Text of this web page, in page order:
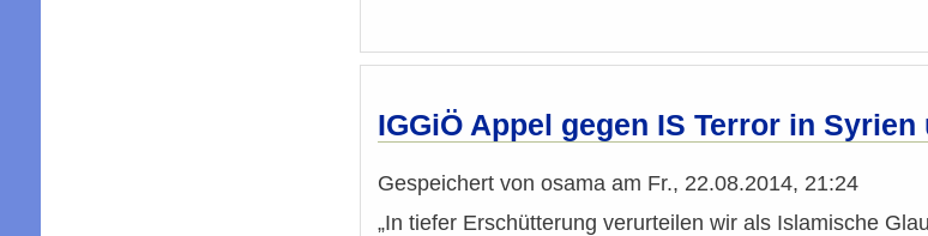
IGGiÖ Appel gegen IS Terror in Syrien
Gespeichert von osama am Fr., 22.08.2014, 21:24
„In tiefer Erschütterung verurteilen wir als Islamische